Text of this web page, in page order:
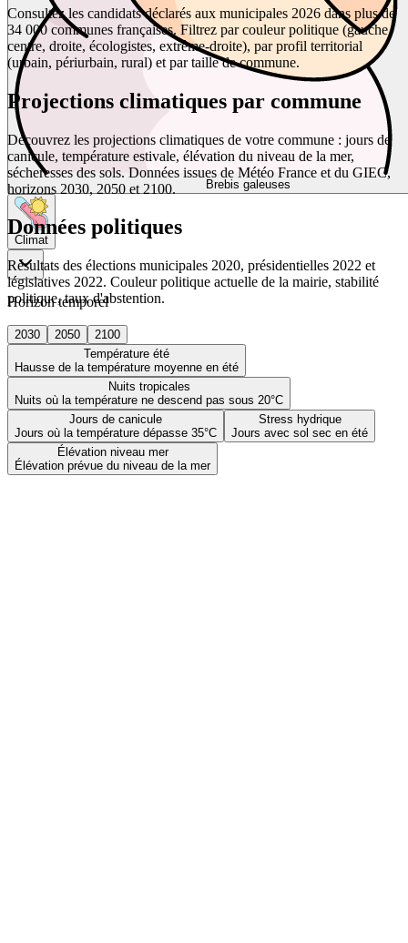
Brebis galeuses
Climat
Horizon temporel
2030 2050
2100
Température été
Hausse de la température moyenne en été
Nuits tropicales
Nuits où la température ne descend pas sous 20°C
Jours de canicule
Jours où la température dépasse 35°C
Stress hydrique
Jours avec sol sec en été
Élévation niveau mer
Élévation prévue du niveau de la mer
Consultez les candidats déclarés aux municipales 2026 dans plus de
34 000 communes françaises. Filtrez par couleur politique (gauche,
centre, droite, écologistes, extrême-droite), par profil territorial
(urbain, périurbain, rural) et par taille de commune.
Projections climatiques par commune
Découvrez les projections climatiques de votre commune : jours de
canicule, température estivale, élévation du niveau de la mer,
sécheresses des sols. Données issues de Météo France et du GIEC,
horizons 2030, 2050 et 2100.
Données politiques
Résultats des élections municipales 2020, présidentielles 2022 et
législatives 2022. Couleur politique actuelle de la mairie, stabilité
politique, taux d'abstention.